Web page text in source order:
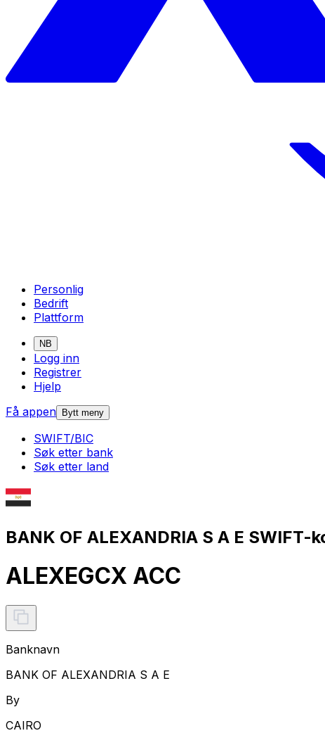
Personlig
Bedrift
Plattform
NB
Logg inn
Registrer
Hjelp
Få appen Bytt meny
SWIFT/BIC
Søk etter bank
Søk etter land
BANK OF ALEXANDRIA S A E SWIFT-
ALEXEGCX ACC
Banknavn
BANK OF ALEXANDRIA S A E
By
CAIRO